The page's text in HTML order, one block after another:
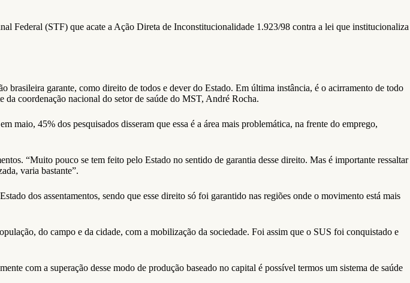
Federal (STF) que acate a Ação Direta de Inconstitucionalidade 1.923/98 contra a lei que institucionaliza
brasileira garante, como direito de todos e dever do Estado. Em última instância, é o acirramento de todo
coordenação nacional do setor de saúde do MST, André Rocha.
maio, 45% dos pesquisados disseram que essa é a área mais problemática, na frente do emprego,
“Muito pouco se tem feito pelo Estado no sentido de garantia desse direito. Mas é importante ressaltar
varia bastante”.
dos assentamentos, sendo que esse direito só foi garantido nas regiões onde o movimento está mais
do campo e da cidade, com a mobilização da sociedade. Foi assim que o SUS foi conquistado e
com a superação desse modo de produção baseado no capital é possível termos um sistema de saúde